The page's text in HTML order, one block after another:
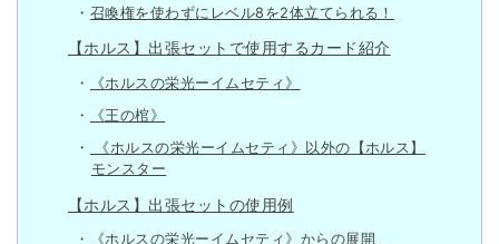
召喚権を使わずにレベル8を2体立てられる！
【ホルス】出張セットで使用するカード紹介
《ホルスの栄光ーイムセティ》
《王の棺》
《ホルスの栄光ーイムセティ》以外の【ホルス】
モンスター
【ホルス】出張セットの使用例
《ホルスの栄光ーイムセティ》からの展開